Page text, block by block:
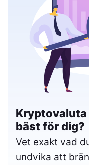
Kryptovaluta
bäst för dig?
Vet exakt vad
undvika att